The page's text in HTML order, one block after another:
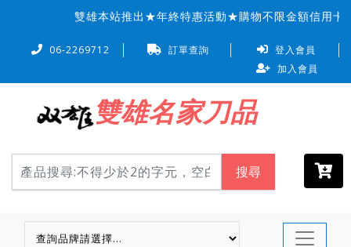
雙雄本站推出★年終特惠活動★購物不限金額信用卡
06-2269712 訂單查詢
登入會員
加入會員
雙雄名家刀品
搜尋